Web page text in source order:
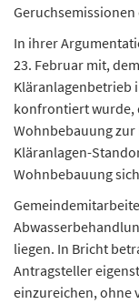
In ihrer
23. Februar mit,
Kläranlagenbetrieb
konfrontiert wurde,
Wohnbebauung zur
Kläranlagen-
Wohnbebauung
liegen. In Bricht
Antragsteller
einzureichen, ohne